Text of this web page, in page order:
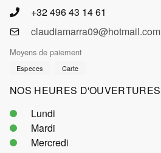
+32 496 43 14 61
claudiamarra09@hotmail.com
Moyens de paiement
Especes Carte
NOS HEURES D'OUVERTURES
Lundi
Mardi
Mercredi